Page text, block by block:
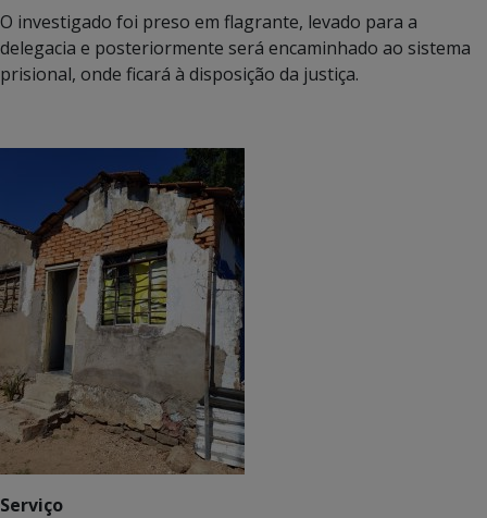
O investigado foi preso em flagrante, levado para a
delegacia e posteriormente será encaminhado ao sistema
prisional, onde ficará à disposição da justiça.
Serviço